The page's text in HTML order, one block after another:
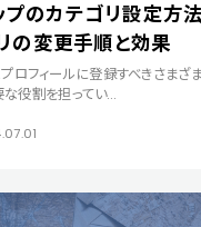
のカテゴリ設定方法
の変更手順と効果
ロフィールに登録すべきさまざ
な役割を担ってい…